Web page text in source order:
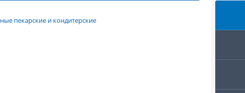
пекарские и кондитерские